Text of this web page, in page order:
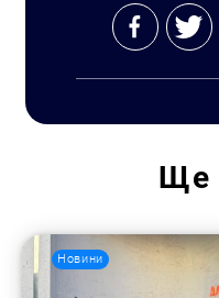
Ще
Новини